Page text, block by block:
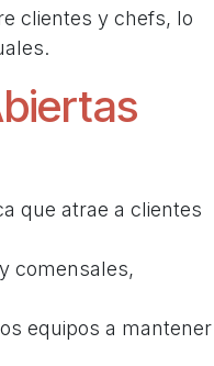
clientes y chefs, lo
que atrae a clientes
comensales,
equipos a mantener